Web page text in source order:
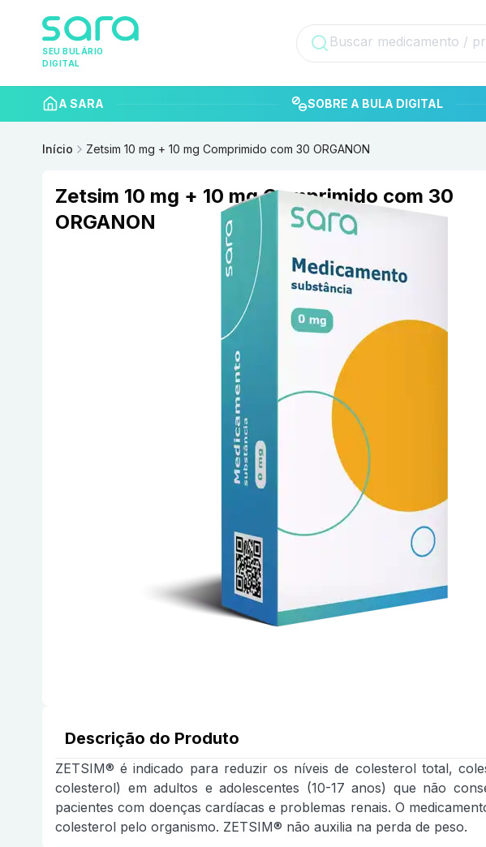
SEU BULÁRIO
DIGITAL
A SARA SOBRE A BULA DIGITAL
Início Zetsim 10 mg + 10 mg Comprimido com 30 ORGANON
Zetsim 10 mg + 10 mg Comprimido com 30
ORGANON
Descrição do Produto
ZETSIM® é indicado para reduzir os níveis de colesterol total,
colesterol) em adultos e adolescentes (10-17 anos) que não
pacientes com doenças cardíacas e problemas renais. O
colesterol pelo organismo. ZETSIM® não auxilia na perda de peso.